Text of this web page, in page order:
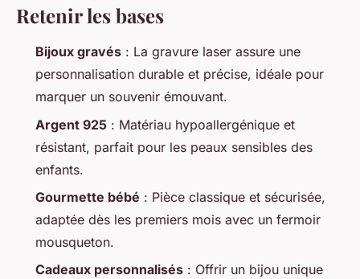
Sélection de bijoux émouvants
uniques pour enfants
Alexandre-Pierre•27/05/2026 12:41•8 min de lecture
Retenir les bases
Bijoux gravés : La gravure laser assure une
personnalisation durable et précise, idéale pour
marquer un souvenir émouvant.
Argent 925 : Matériau hypoallergénique et
résistant, parfait pour les peaux sensibles des
enfants.
Gourmette bébé : Pièce classique et sécurisée,
adaptée dès les premiers mois avec un fermoir
mousqueton.
Cadeaux personnalisés : Offrir un bijou unique